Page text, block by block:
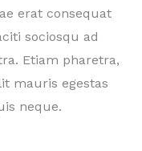
erat consequat
sociosqu ad
Etiam pharetra,
mauris egestas
neque.